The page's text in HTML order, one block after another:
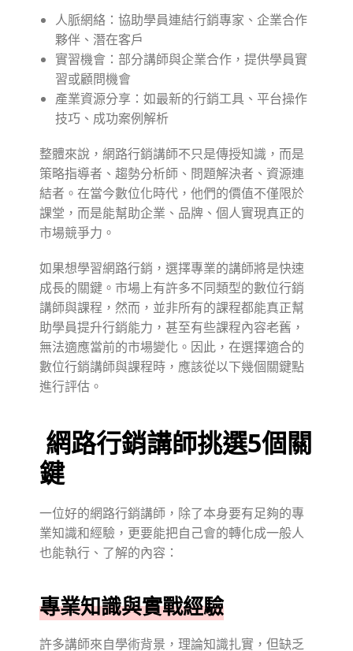
人脈網絡：協助學員連結行銷專家、企業合作
夥伴、潛在客戶
實習機會：部分講師與企業合作，提供學員實
習或顧問機會
產業資源分享：如最新的行銷工具、平台操作
技巧、成功案例解析
整體來說，網路行銷講師不只是傳授知識，而是
策略指導者、趨勢分析師、問題解決者、資源連
結者。在當今數位化時代，他們的價值不僅限於
課堂，而是能幫助企業、品牌、個人實現真正的
市場競爭力。
如果想學習網路行銷，選擇專業的講師將是快速
成長的關鍵。市場上有許多不同類型的數位行銷
講師與課程，然而，並非所有的課程都能真正幫
助學員提升行銷能力，甚至有些課程內容老舊，
無法適應當前的市場變化。因此，在選擇適合的
數位行銷講師與課程時，應該從以下幾個關鍵點
進行評估。
網路行銷講師挑選5個關
鍵
一位好的網路行銷講師，除了本身要有足夠的專
業知識和經驗，更要能把自己會的轉化成一般人
也能執行、了解的內容：
專業知識與實戰經驗
許多講師來自學術背景，理論知識扎實，但缺乏